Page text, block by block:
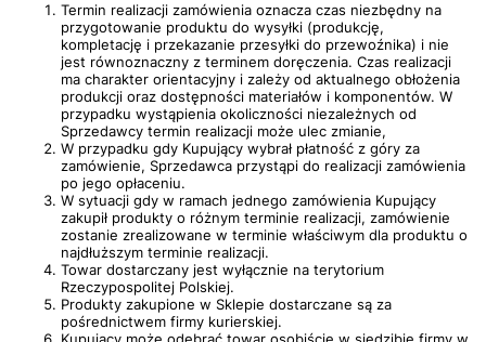
Termin realizacji zamówienia oznacza czas niezbędny na
przygotowanie produktu do wysyłki (produkcję,
kompletację i przekazanie przesyłki do przewoźnika) i nie
jest równoznaczny z terminem doręczenia. Czas realizacji
ma charakter orientacyjny i zależy od aktualnego obłożenia
produkcji oraz dostępności materiałów i komponentów. W
przypadku wystąpienia okoliczności niezależnych od
Sprzedawcy termin realizacji może ulec zmianie,
W przypadku gdy Kupujący wybrał płatność z góry za
zamówienie, Sprzedawca przystąpi do realizacji zamówienia
po jego opłaceniu.
W sytuacji gdy w ramach jednego zamówienia Kupujący
zakupił produkty o różnym terminie realizacji, zamówienie
zostanie zrealizowane w terminie właściwym dla produktu o
najdłuższym terminie realizacji.
Towar dostarczany jest wyłącznie na terytorium
Rzeczypospolitej Polskiej.
Produkty zakupione w Sklepie dostarczane są za
pośrednictwem firmy kurierskiej.